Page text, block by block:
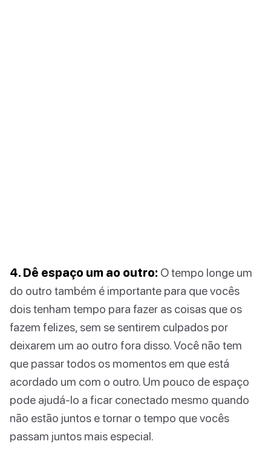
4. Dê espaço um ao outro: O tempo longe um
do outro também é importante para que vocês
dois tenham tempo para fazer as coisas que os
fazem felizes, sem se sentirem culpados por
deixarem um ao outro fora disso. Você não tem
que passar todos os momentos em que está
acordado um com o outro. Um pouco de espaço
pode ajudá-lo a ficar conectado mesmo quando
não estão juntos e tornar o tempo que vocês
passam juntos mais especial.